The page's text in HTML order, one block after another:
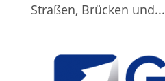
Straßen, Brücken und...